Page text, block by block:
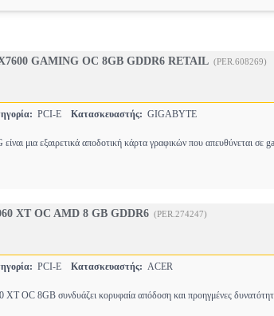
GAMING OC 8GB GDDR6 RETAIL (PER.608269)
PCI-E Κατασκευαστής: GIGABYTE
μια εξαιρετικά αποδοτική κάρτα γραφικών που απευθύνεται σε
XT OC AMD 8 GB GDDR6 (PER.274247)
PCI-E Κατασκευαστής: ACER
OC 8GB συνδυάζει κορυφαία απόδοση και προηγμένες